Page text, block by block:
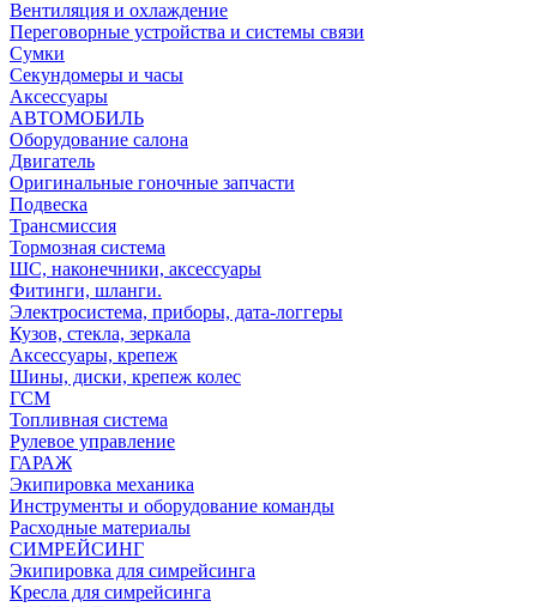
Вентиляция и охлаждение
Переговорные устройства и системы связи
Сумки
Секундомеры и часы
Аксессуары
АВТОМОБИЛЬ
Оборудование салона
Двигатель
Оригинальные гоночные запчасти
Подвеска
Трансмиссия
Тормозная система
ШС, наконечники, аксессуары
Фитинги, шланги.
Электросистема, приборы, дата-логгеры
Кузов, стекла, зеркала
Аксессуары, крепеж
Шины, диски, крепеж колес
ГСМ
Топливная система
Рулевое управление
ГАРАЖ
Экипировка механика
Инструменты и оборудование команды
Расходные материалы
СИМРЕЙСИНГ
Экипировка для симрейсинга
Кресла для симрейсинга